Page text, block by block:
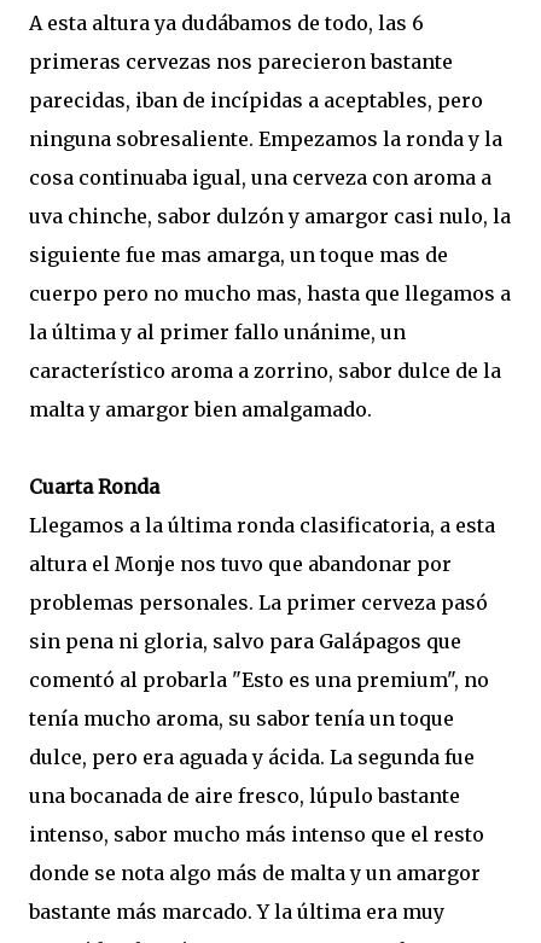
A esta altura ya dudábamos de todo, las 6
primeras cervezas nos parecieron bastante
parecidas, iban de incípidas a aceptables, pero
ninguna sobresaliente. Empezamos la ronda y la
cosa continuaba igual, una cerveza con aroma a
uva chinche, sabor dulzón y amargor casi nulo, la
siguiente fue mas amarga, un toque mas de
cuerpo pero no mucho mas, hasta que llegamos a
la última y al primer fallo unánime, un
característico aroma a zorrino, sabor dulce de la
malta y amargor bien amalgamado.
Cuarta Ronda
Llegamos a la última ronda clasificatoria, a esta
altura el Monje nos tuvo que abandonar por
problemas personales. La primer cerveza pasó
sin pena ni gloria, salvo para Galápagos que
comentó al probarla "Esto es una premium", no
tenía mucho aroma, su sabor tenía un toque
dulce, pero era aguada y ácida. La segunda fue
una bocanada de aire fresco, lúpulo bastante
intenso, sabor mucho más intenso que el resto
donde se nota algo más de malta y un amargor
bastante más marcado. Y la última era muy